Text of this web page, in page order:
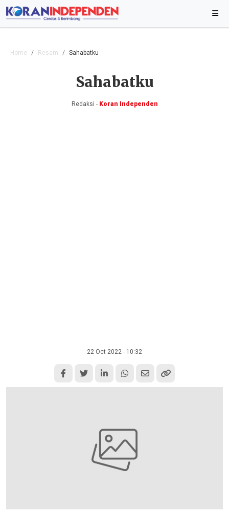
Home Resam Sahabatku
Sahabatku
Redaksi -Koran Independen
22 Oct 2022 - 10:32